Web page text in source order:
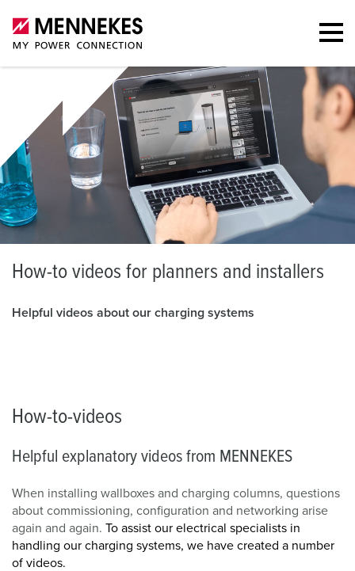
How-to videos for planners and installers
Helpful videos about our charging systems
How-to-videos
Helpful explanatory videos from MENNEKES
When installing wallboxes and charging columns, questions
about commissioning, configuration and networking arise
again and again. To assist our electrical specialists in
handling our charging systems, we have created a number
of videos.